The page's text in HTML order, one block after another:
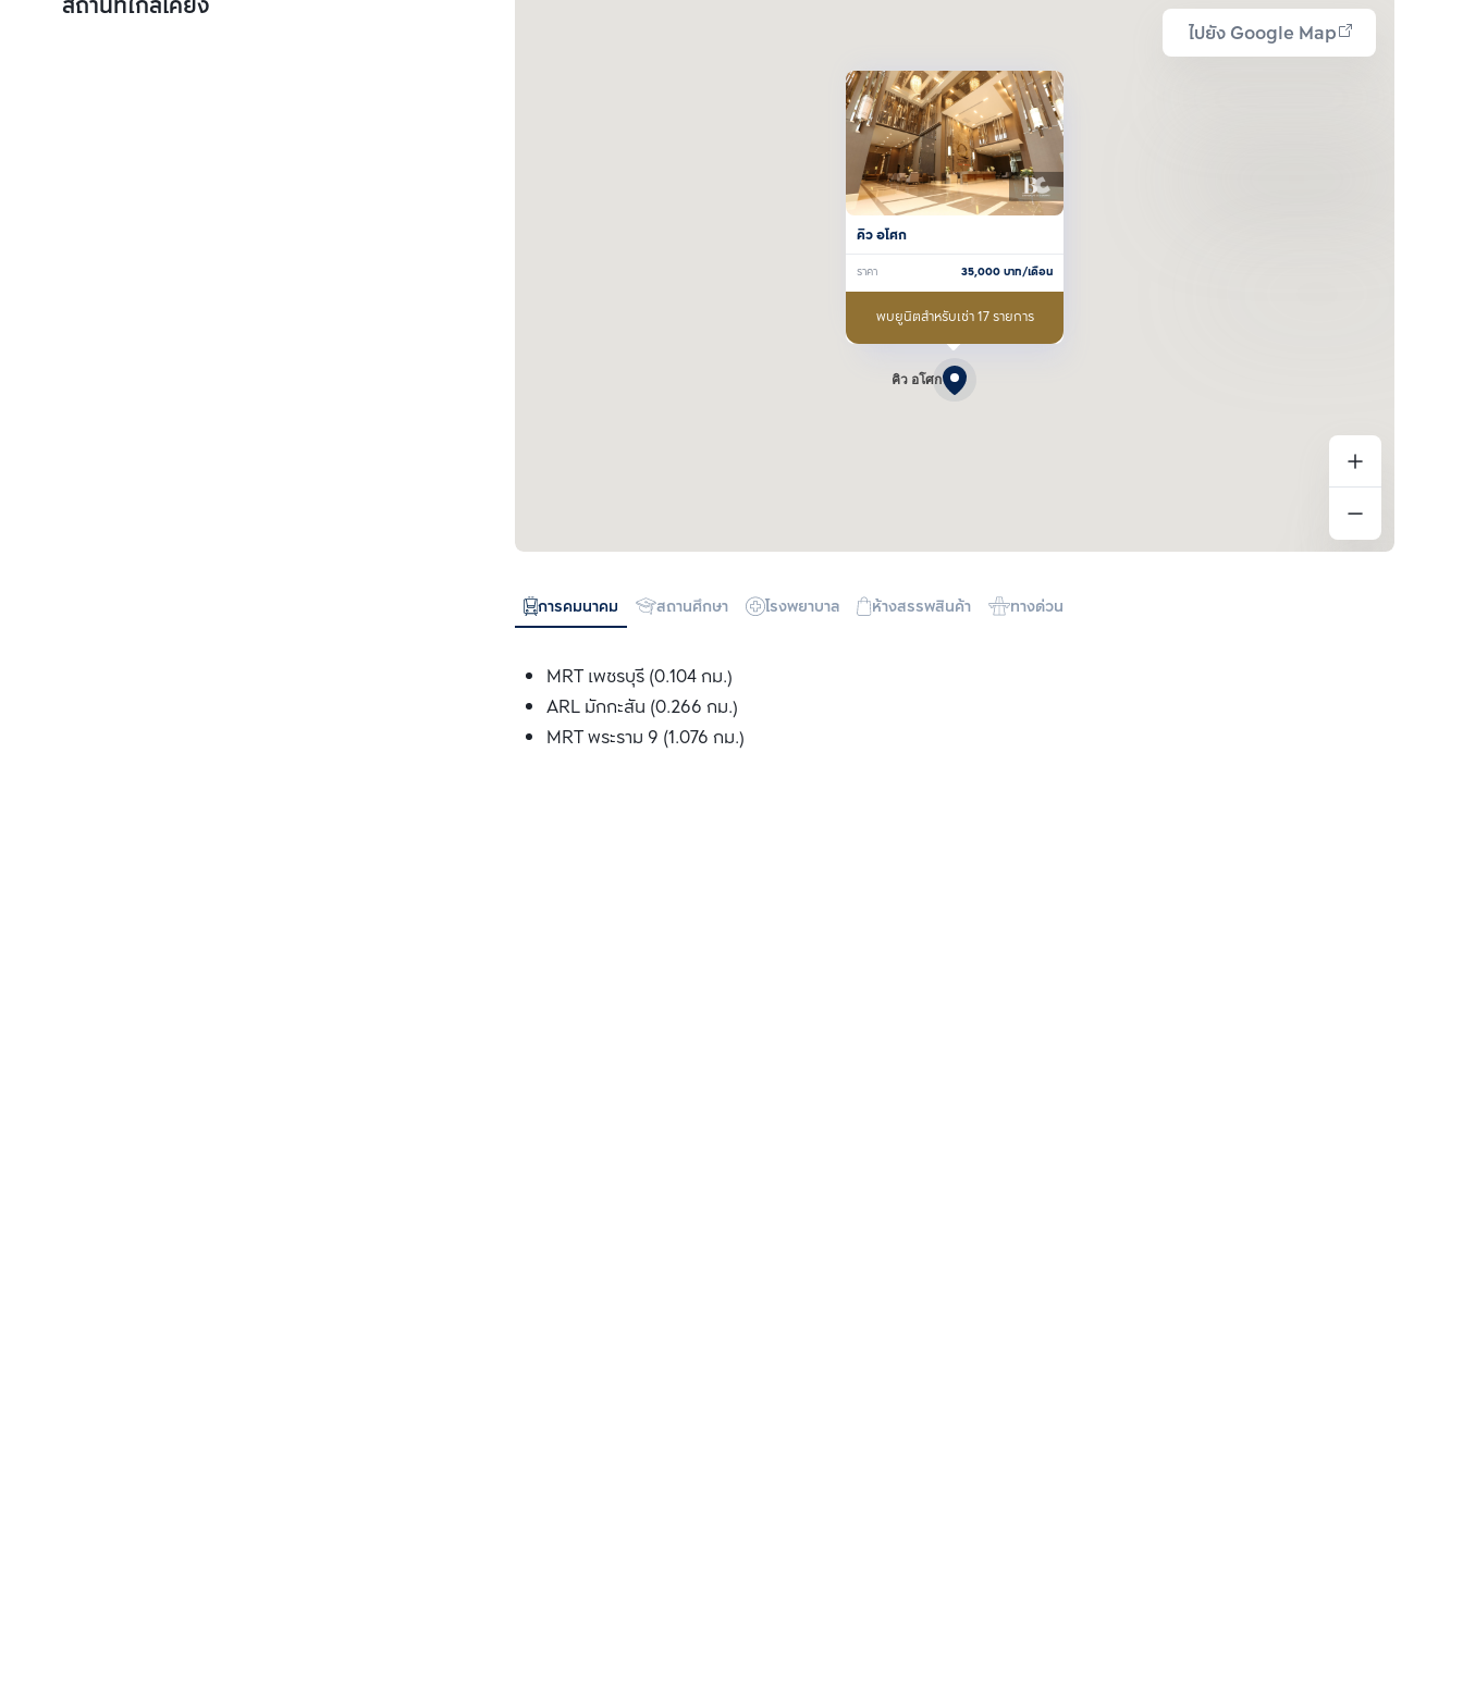
ไปยัง Google Map
คิว อโศก
คิว อโศก
ราคา 35,000บาท/เดือน
พบยูนิตสำหรับเช่า 17 รายการ
การคมนาคม สถานศึกษา โรงพยาบาล ห้างสรรพสินค้า ทางด่วน
MRT เพชรบุรี (0.104 กม.)
ARL มักกะสัน (0.266 กม.)
MRT พระราม 9 (1.076 กม.)